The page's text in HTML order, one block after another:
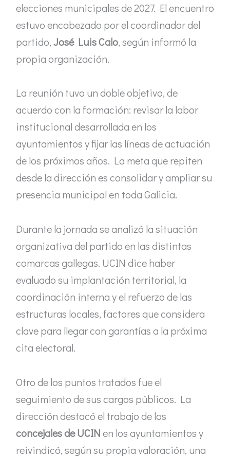
elecciones municipales de 2027. El encuentro
estuvo encabezado por el coordinador del
partido,José Luis Calo, según informó la
propia organización.
La reunión tuvo un doble objetivo, de
acuerdo con la formación: revisar la labor
institucional desarrollada en los
ayuntamientos y fijar las líneas de actuación
de los próximos años. La meta que repiten
desde la dirección es consolidar y ampliar su
presencia municipal en toda Galicia.
Durante la jornada se analizó la situación
organizativa del partido en las distintas
comarcas gallegas. UCIN dice haber
evaluado su implantación territorial, la
coordinación interna y el refuerzo de las
estructuras locales, factores que considera
clave para llegar con garantías a la próxima
cita electoral.
Otro de los puntos tratados fue el
seguimiento de sus cargos públicos. La
dirección destacó el trabajo de los
concejales de UCINen los ayuntamientos y
reivindicó, según su propia valoración, una